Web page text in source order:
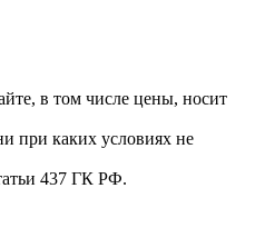
в том числе цены, носит
при каких условиях не
437 ГК РФ.